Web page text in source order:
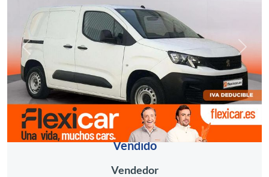
Anterior
Vendido
Vendedor